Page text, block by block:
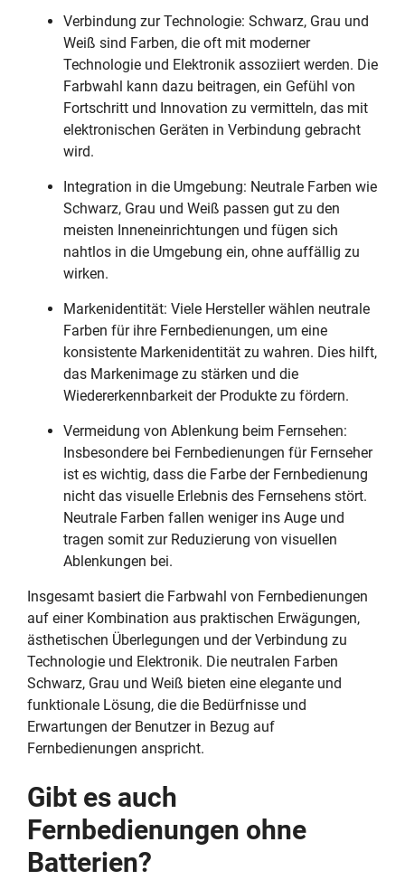
Verbindung zur Technologie: Schwarz, Grau und
Weiß sind Farben, die oft mit moderner
Technologie und Elektronik assoziiert werden. Die
Farbwahl kann dazu beitragen, ein Gefühl von
Fortschritt und Innovation zu vermitteln, das mit
elektronischen Geräten in Verbindung gebracht
wird.
Integration in die Umgebung: Neutrale Farben wie
Schwarz, Grau und Weiß passen gut zu den
meisten Inneneinrichtungen und fügen sich
nahtlos in die Umgebung ein, ohne auffällig zu
wirken.
Markenidentität: Viele Hersteller wählen neutrale
Farben für ihre Fernbedienungen, um eine
konsistente Markenidentität zu wahren. Dies hilft,
das Markenimage zu stärken und die
Wiedererkennbarkeit der Produkte zu fördern.
Vermeidung von Ablenkung beim Fernsehen:
Insbesondere bei Fernbedienungen für Fernseher
ist es wichtig, dass die Farbe der Fernbedienung
nicht das visuelle Erlebnis des Fernsehens stört.
Neutrale Farben fallen weniger ins Auge und
tragen somit zur Reduzierung von visuellen
Ablenkungen bei.
Insgesamt basiert die Farbwahl von Fernbedienungen
auf einer Kombination aus praktischen Erwägungen,
ästhetischen Überlegungen und der Verbindung zu
Technologie und Elektronik. Die neutralen Farben
Schwarz, Grau und Weiß bieten eine elegante und
funktionale Lösung, die die Bedürfnisse und
Erwartungen der Benutzer in Bezug auf
Fernbedienungen anspricht.
Gibt es auch
Fernbedienungen ohne
Batterien?